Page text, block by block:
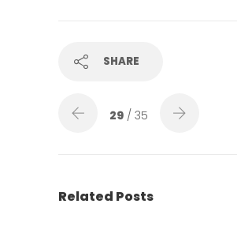
SHARE
29 / 35
Related Posts